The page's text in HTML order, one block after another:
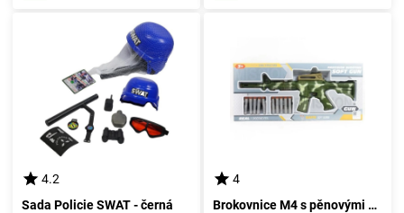
4.2
Sada Policie SWAT - černá
4
Brokovnice M4 s pěnovými náboji